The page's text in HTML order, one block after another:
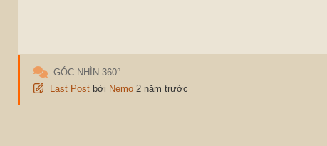
GÓC NHÌN 360°
Last Post bởi Nemo 2 năm trước